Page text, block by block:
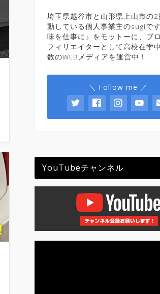
埼玉県越谷市と山形県上山市の
動している個人事業主のsugiで
味を仕事に』をモットーに、ブ
フィリエイターとして高校在学
数のWEBメディアを運営中！
＼ Follow me ／
YouTubeチャンネル